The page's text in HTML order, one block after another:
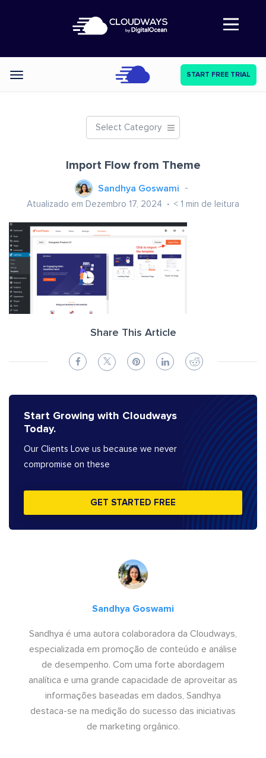
Abre a navegação
Categories START FREE TRIAL
Select Category
Import Flow from Theme
Sandhya Goswami
Atualizado em Dezembro 17, 2024 < 1 min de leitura
Share This Article
Start Growing with Cloudways
Today.
Our Clients Love us because we never
compromise on these
GET STARTED FREE
Sandhya Goswami
Sandhya é uma autora colaboradora da Cloudways,
especializada em promoção de conteúdo e análise
de desempenho. Com uma forte abordagem
analítica e uma grande capacidade de aproveitar as
informações baseadas em dados, Sandhya
destaca-se na medição do sucesso das iniciativas
de marketing orgânico.